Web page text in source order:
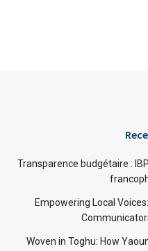
Transparence budgétaire :
Empowering Local
Woven in Toghu: How